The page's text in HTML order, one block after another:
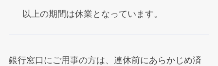
以上の期間は休業となっています。
銀行窓口にご用事の方は、連休前にあらかじめ済